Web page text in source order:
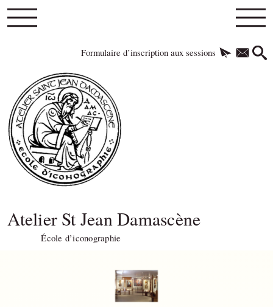
Formulaire d’inscription aux sessions
Atelier St Jean Damascène
École d’iconographie